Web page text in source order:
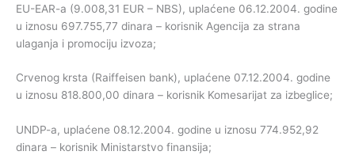
EU-EAR-a (9.008,31 EUR – NBS), uplaćene 06.12.2004. godine
u iznosu 697.755,77 dinara – korisnik Agencija za strana
ulaganja i promociju izvoza;
Crvenog krsta (Raiffeisen bank), uplaćene 07.12.2004. godine
u iznosu 818.800,00 dinara – korisnik Komesarijat za izbeglice;
UNDP-a, uplaćene 08.12.2004. godine u iznosu 774.952,92
dinara – korisnik Ministarstvo finansija;